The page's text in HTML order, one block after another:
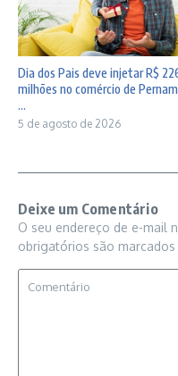
Dia dos Pais deve injetar R$
milhões no comércio de
...
5 de agosto de 2026
Deixe um Comentário
O seu endereço de e-mail
obrigatórios são marcados